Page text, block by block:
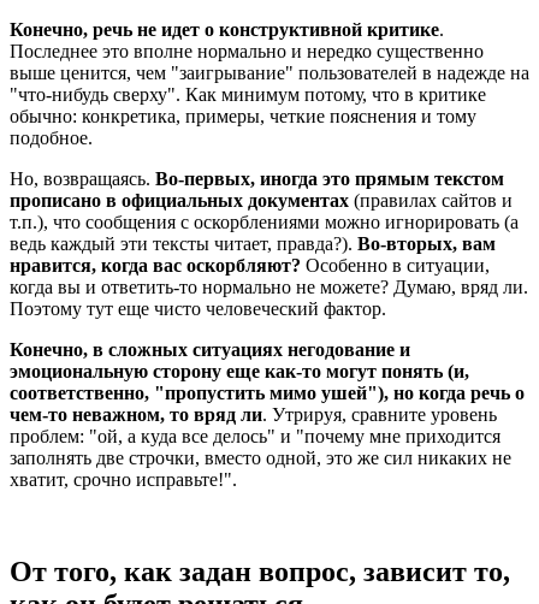
Конечно, речь не идет о конструктивной критике.
Последнее это вполне нормально и нередко существенно
выше ценится, чем "заигрывание" пользователей в надежде на
"что-нибудь сверху". Как минимум потому, что в критике
обычно: конкретика, примеры, четкие пояснения и тому
подобное.
Но, возвращаясь. Во-первых, иногда это прямым текстом
прописано в официальных документах (правилах сайтов и
т.п.), что сообщения с оскорблениями можно игнорировать (а
ведь каждый эти тексты читает, правда?). Во-вторых, вам
нравится, когда вас оскорбляют? Особенно в ситуации,
когда вы и ответить-то нормально не можете? Думаю, вряд ли.
Поэтому тут еще чисто человеческий фактор.
Конечно, в сложных ситуациях негодование и
эмоциональную сторону еще как-то могут понять (и,
соответственно, "пропустить мимо ушей"), но когда речь о
чем-то неважном, то вряд ли. Утрируя, сравните уровень
проблем: "ой, а куда все делось" и "почему мне приходится
заполнять две строчки, вместо одной, это же сил никаких не
хватит, срочно исправьте!".
От того, как задан вопрос, зависит то,